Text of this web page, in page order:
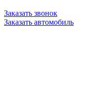
Заказать звонок
Заказать автомобиль